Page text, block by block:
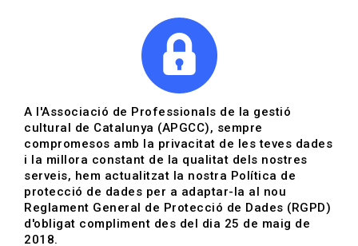
Actualitza't
Vols estar al dia?
HOME / BLOG
A l'Associació de Professionals de la gestió
cultural de Catalunya (APGCC), sempre
compromesos amb la privacitat de les teves dades
i la millora constant de la qualitat dels nostres
serveis, hem actualitzat la nostra Política de
protecció de dades per a adaptar-la al nou
Reglament General de Protecció de Dades (RGPD)
d'obligat compliment des del dia 25 de maig de
2018.